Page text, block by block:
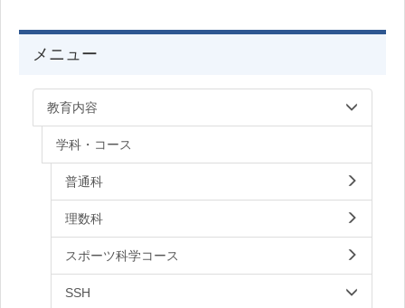
メニュー
教育内容
学科・コース
普通科
理数科
スポーツ科学コース
SSH